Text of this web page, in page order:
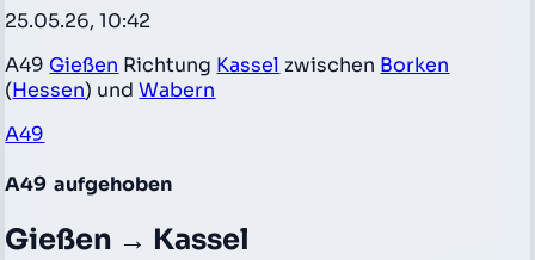
25.05.26, 10:42
A49 Gießen Richtung Kassel zwischen Borken
(Hessen) undWabern
A49
A49 aufgehoben
Gießen → Kassel